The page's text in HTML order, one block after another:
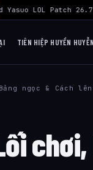
LOL Patch 26.7
TIÊN HIỆP HUYỀN HUYỄN
ngọc & Cách lên